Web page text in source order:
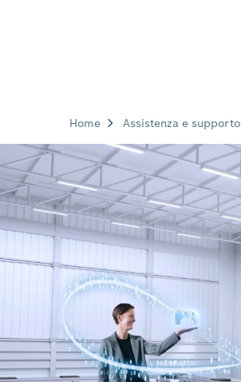
Home Assistenza e supporto